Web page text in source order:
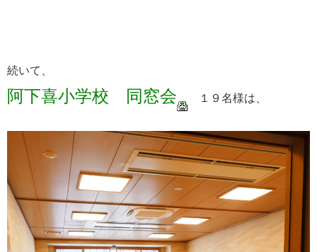
続いて、
阿下喜小学校 同窓会 １９名様は、